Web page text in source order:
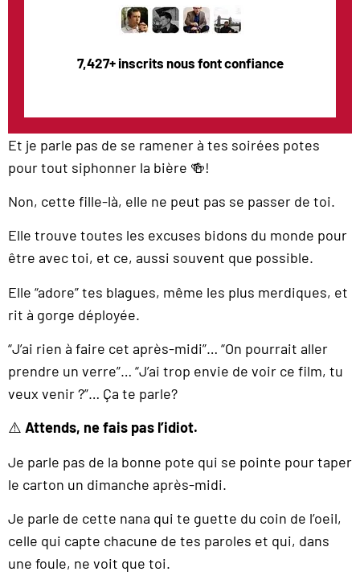
7,427+ inscrits nous font confiance
Et je parle pas de se ramener à tes soirées potes
pour tout siphonner la bière 🍻!
Non, cette fille-là, elle ne peut pas se passer de toi.
Elle trouve toutes les excuses bidons du monde pour
être avec toi, et ce, aussi souvent que possible.
Elle “adore” tes blagues, même les plus merdiques, et
rit à gorge déployée.
“J’ai rien à faire cet après-midi”… “On pourrait aller
prendre un verre”… “J’ai trop envie de voir ce film, tu
veux venir ?”… Ça te parle?
⚠️ Attends, ne fais pas l’idiot.
Je parle pas de la bonne pote qui se pointe pour taper
le carton un dimanche après-midi.
Je parle de cette nana qui te guette du coin de l’oeil,
celle qui capte chacune de tes paroles et qui, dans
une foule, ne voit que toi.